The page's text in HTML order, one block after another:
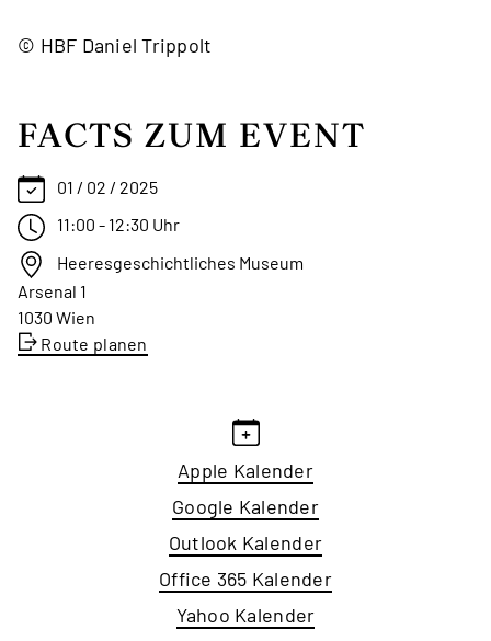
© HBF Daniel Trippolt
FACTS ZUM EVENT
01 / 02 / 2025
11:00 - 12:30 Uhr
Heeresgeschichtliches Museum
Arsenal 1
1030 Wien
Route planen
Apple Kalender
Google Kalender
Outlook Kalender
Office 365 Kalender
Yahoo Kalender